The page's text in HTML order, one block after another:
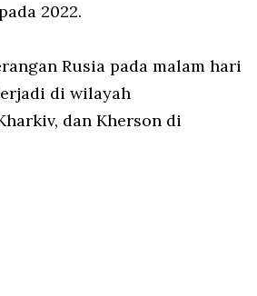
2022.
Rusia pada malam hari
di wilayah
dan Kherson di